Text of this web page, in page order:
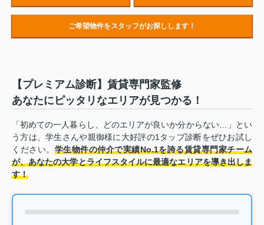
ご希望物件をスタッフがお探しします！
【プレミアム診断】賃貸専門家監修
あなたにピッタリなエリアが見つかる！
「初めての一人暮らし、どのエリアが良いか分からない…」とい
う方は、学生さんや親御様に大好評の1タップ診断をぜひお試し
ください。 学生物件の仲介で実績No.1を誇る賃貸専門家チーム
が、あなたの大学とライフスタイルに最適なエリアを導き出しま
す！